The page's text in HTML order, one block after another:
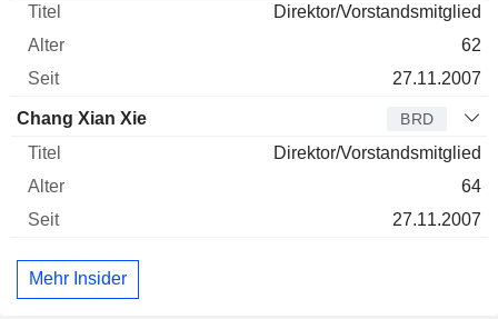
Direktor/Vorstandsmitglied
62
27.11.2007
Chang Xian Xie BRD
Direktor/Vorstandsmitglied
64
27.11.2007
Mehr Insider